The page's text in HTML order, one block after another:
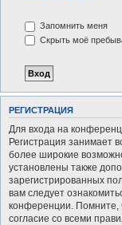
Запомнить меня
Скрыть моё
РЕГИСТРАЦИЯ
Для входа на
Регистрация занимает
более широкие
установлены также
зарегистрированных
вам следует
конференции. Помните,
согласие со всеми